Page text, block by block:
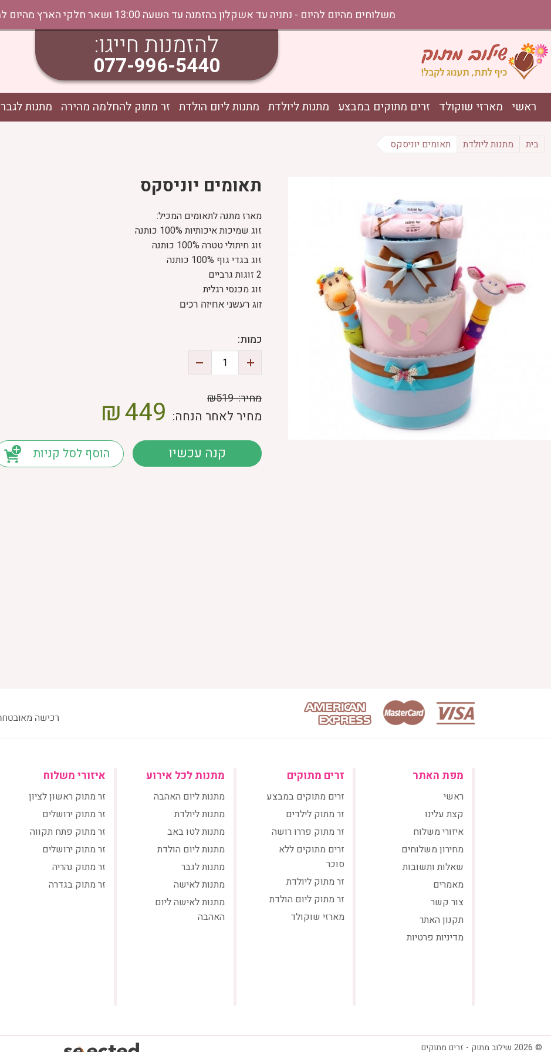
משלוחים מהיום להיום - נתניה עד אשקלון בהזמנה עד השעה 13:00 ושאר חלקי הארץ מהיום למחר בתיאום טלפוני
להזמנות חייגו:
077-996-5440
ראשי מארזי שוקולד זרים מתוקים במבצע מתנות ליולדת מתנות ליום הולדת זר מתוק להחלמה מהירה מתנות לגבר
בית מתנות ליולדת תאומים יוניסקס
תאומים יוניסקס
מארז מתנה לתאומים המכיל:
זוג שמיכות איכותיות 100% כותנה
זוג חיתולי טטרה 100% כותנה
זוג בגדי גוף 100% כותנה
2 זוגות גרביים
זוג מכנסי רגלית
זוג רעשני אחיזה רכים
כמות:
מחיר:₪519
מחיר לאחר הנחה: 449
₪
קנה עכשיו הוסף לסל קניות
מפת האתר
ראשי
קצת עלינו
איזורי משלוח
מחירון משלוחים
שאלות ותשובות
מאמרים
צור קשר
תקנון האתר
מדיניות פרטיות
זרים מתוקים
זרים מתוקים במבצע
זר מתוק לילדים
זר מתוק פררו רושה
זרים מתוקים ללא
סוכר
זר מתוק ליולדת
זר מתוק ליום הולדת
מארזי שוקולד
מתנות לכל אירוע
מתנות ליום האהבה
מתנות ליולדת
מתנות לטו באב
מתנות ליום הולדת
מתנות לגבר
מתנות לאישה
מתנות לאישה ליום
האהבה
איזורי משלוח
זר מתוק ראשון לציון
זר מתוק ירושלים
זר מתוק פתח תקווה
זר מתוק ירושלים
זר מתוק נהריה
זר מתוק בגדרה
© 2026 שילוב מתוק - זרים מתוקים